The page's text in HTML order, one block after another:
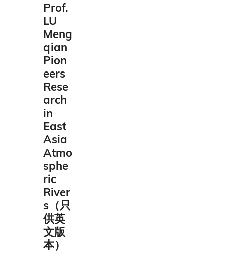
Prof.
LU
Meng
qian
Pion
eers
Rese
arch
in
East
Asia
Atmo
sphe
ric
River
s（只
供英
文版
本）